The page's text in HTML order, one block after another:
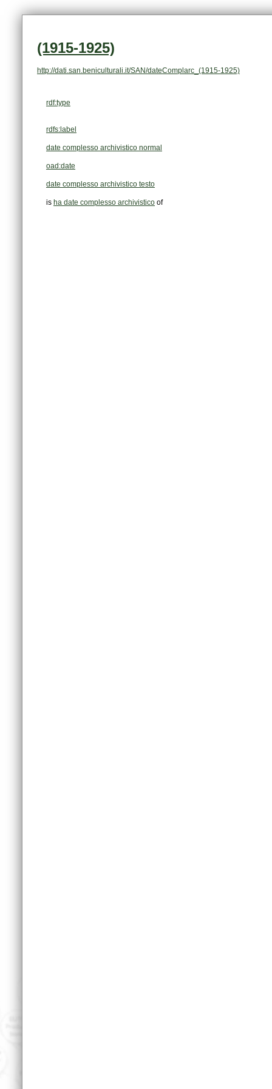
(1915-1925)
http://dati.san.beniculturali.it/SAN/dateComplarc_(1915-1925)
rdf:type
rdfs:label
date complesso archivistico normal
oad:date
date complesso archivistico testo
is ha date complesso archivistico of